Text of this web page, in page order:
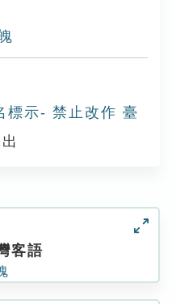
標示- 禁止改作 臺
客語